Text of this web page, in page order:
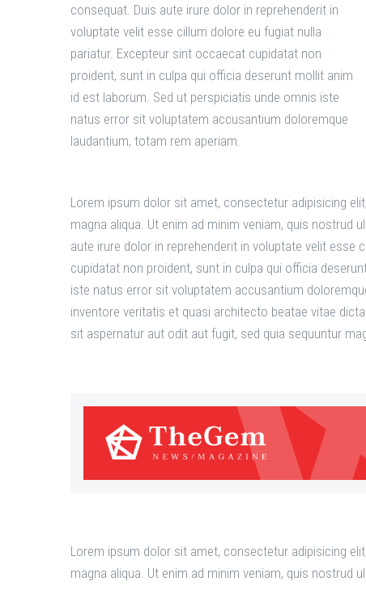
consequat. Duis aute irure dolor in reprehenderit in
voluptate velit esse cillum dolore eu fugiat nulla
pariatur. Excepteur sint occaecat cupidatat non
proident, sunt in culpa qui officia deserunt mollit anim
id est laborum. Sed ut perspiciatis unde omnis iste
natus error sit voluptatem accusantium doloremque
laudantium, totam rem aperiam.
Lorem ipsum dolor sit amet, consectetur adipisicing
magna aliqua. Ut enim ad minim veniam, quis nostrud
aute irure dolor in reprehenderit in voluptate velit esse
cupidatat non proident, sunt in culpa qui officia
iste natus error sit voluptatem accusantium
inventore veritatis et quasi architecto beatae vitae
sit aspernatur aut odit aut fugit, sed quia sequuntur
Lorem ipsum dolor sit amet, consectetur adipisicing
magna aliqua. Ut enim ad minim veniam, quis nostrud